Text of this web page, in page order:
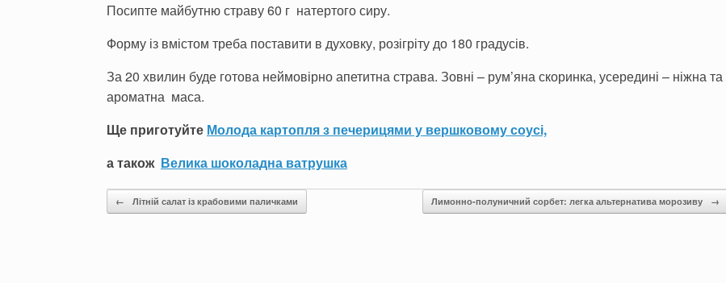
Посипте майбутню страву 60 г натертого сиру.
Форму із вмістом треба поставити в духовку, розігріту до 180 градусів.
За 20 хвилин буде готова неймовірно апетитна страва. Зовні – рум’яна скоринка, усередині – ніжна та
ароматна маса.
Ще приготуйте Молода картопля з печерицями у вершковому соусі,
а також Велика шоколадна ватрушка
Post navigation
← Літній салат із крабовими паличками Лимонно-полуничний сорбет: легка альтернатива морозиву →